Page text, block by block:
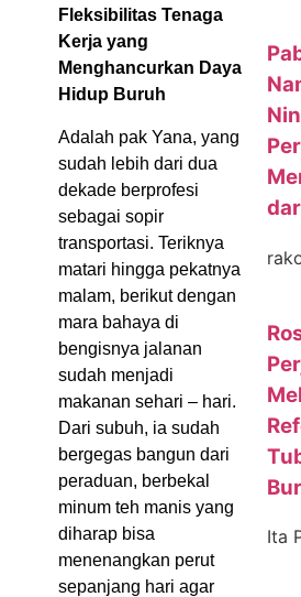
Fleksibilitas Tenaga
Kerja yang
Menghancurkan Daya
Hidup Buruh
Adalah pak Yana, yang
sudah lebih dari dua
dekade berprofesi
sebagai sopir
transportasi. Teriknya
matari hingga pekatnya
malam, berikut dengan
mara bahaya di
bengisnya jalanan
sudah menjadi
makanan sehari – hari.
Dari subuh, ia sudah
bergegas bangun dari
peraduan, berbekal
minum teh manis yang
diharap bisa
menenangkan perut
sepanjang hari agar
Ita